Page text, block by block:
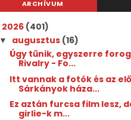
ARCHÍVUM
2026 (401)
▼ augusztus (16)
Úgy tűnik, egyszerre
Rivalry - Fo...
Itt vannak a fotók és az
Sárkányok háza...
Ez aztán furcsa film lesz,
girlie-k m...